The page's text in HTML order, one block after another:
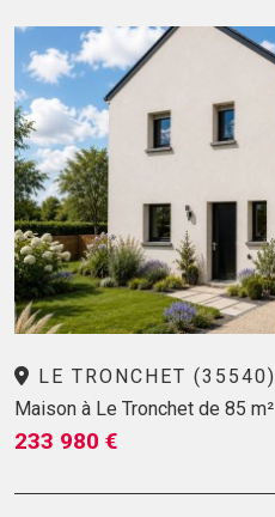
LE TRONCHET (35540)
Maison à Le Tronchet de 85 m²
233 980 €